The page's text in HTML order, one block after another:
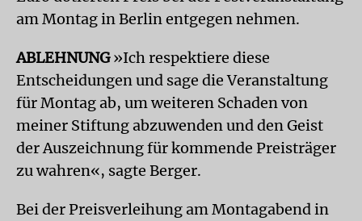
am Montag in Berlin entgegen nehmen.
ABLEHNUNG»Ich respektiere diese
Entscheidungen und sage die Veranstaltung
für Montag ab, um weiteren Schaden von
meiner Stiftung abzuwenden und den Geist
der Auszeichnung für kommende Preisträger
zu wahren«, sagte Berger.
Bei der Preisverleihung am Montagabend in